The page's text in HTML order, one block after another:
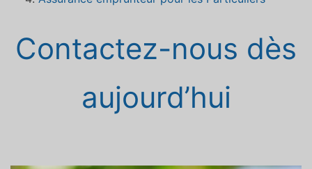
Contactez-nous dès
aujourd’hui